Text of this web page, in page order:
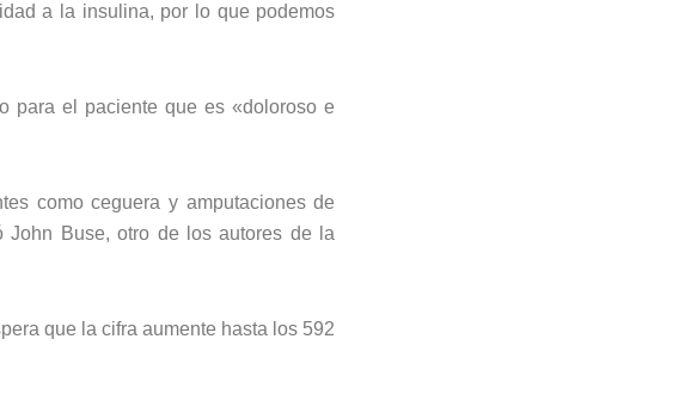
a la insulina, por lo que podemos
para el paciente que es «doloroso e
como ceguera y amputaciones de
John Buse, otro de los autores de la
que la cifra aumente hasta los 592